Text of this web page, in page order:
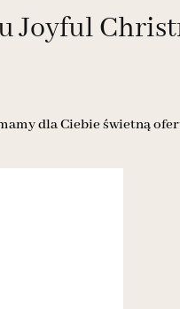
dla Ciebie świetną